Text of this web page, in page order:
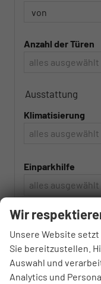
Anzahl der Türen
alles ausgewählt
Ausstattung
Klimatisierung
alles ausgewählt
Einparkhilfe
alles ausgewählt
Bluetooth(0)
Schiebedach
Sitzheizung(0)
Wir
Unsere Website
Sie bereitzustellen.
Auswahl und
Analytics und